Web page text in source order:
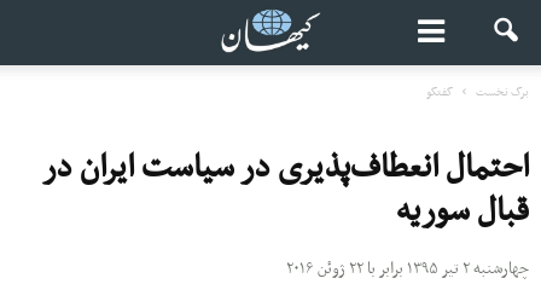
برگ نخست گفتگو
احتمال انعطاف‌‌پذیری در سیاست ایران در
قبال سوریه
چهارشنبه ۲ تیر ۱۳۹۵ برابر با ۲۲ ژوئن ۲۰۱۶